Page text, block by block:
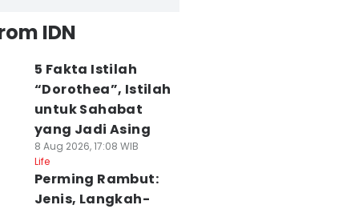
IDN
5 Fakta Istilah
“Dorothea”, Istilah
untuk Sahabat
yang Jadi Asing
8 Aug 2026, 17:08 WIB
Life
Perming Rambut:
Jenis, Langkah-